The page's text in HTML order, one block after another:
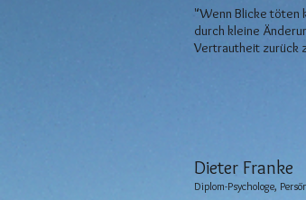
"Wenn Blicke töten
durch kleine
Vertrautheit zurück
Dieter Franke
Diplom-Psychologe,